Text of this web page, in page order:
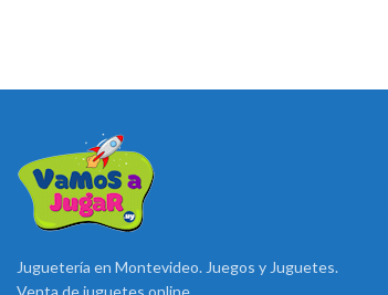
Juguetería en Montevideo. Juegos y Juguetes.
Venta de juguetes online